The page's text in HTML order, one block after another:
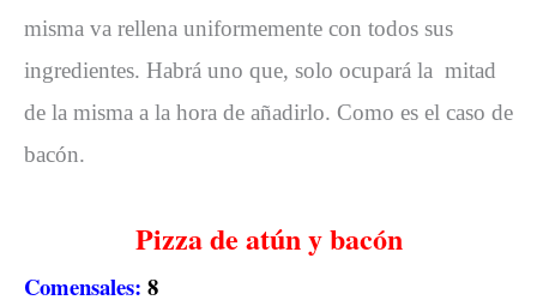
misma va rellena uniformemente con todos sus
ingredientes. Habrá uno que, solo ocupará la mitad
de la misma a la hora de añadirlo. Como es el caso de
bacón.
Pizza de atún y bacón
Comensales: 8